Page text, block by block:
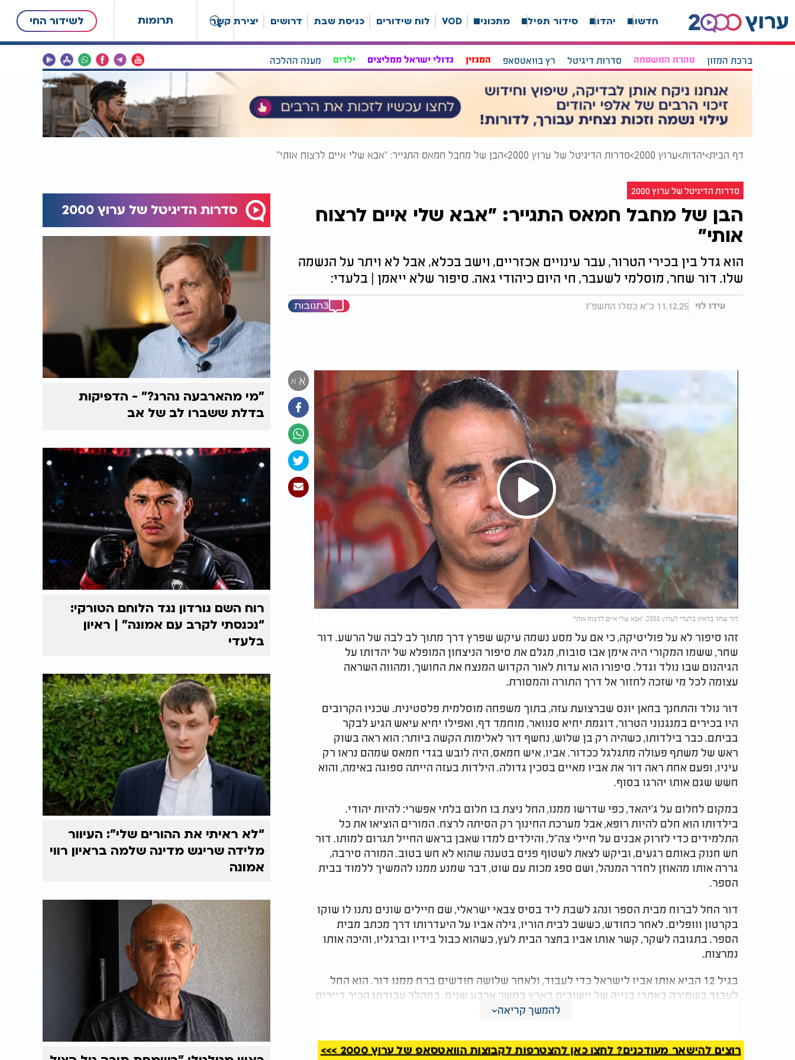
תרומות לשידור החי חדשות יהדות סידור תפילה מתכונים VOD לוח שידורים כניסת שבת דרושים יצירת קשר
ברכת המזון טהרת המשפחה סדרות דיגיטל רץ בוואטסאפ המגזין גדולי ישראל ממליצים ילדים מענה ההלכה
דף הבית יהדות ערוץ 2000 סדרות הדיגיטל של ערוץ 2000 הבן של מחבל חמאס התגייר: "אבא שלי איים לרצוח אותי"
סדרות הדיגיטל של ערוץ 2000
הבן של מחבל חמאס התגייר: "אבא שלי איים לרצוח
אותי"
הוא גדל בין בכירי הטרור, עבר עינויים אכזריים, וישב בכלא, אבל לא ויתר על הנשמה
שלו. דור שחר, מוסלמי לשעבר, חי היום כיהודי גאה. סיפור שלא ייאמן | בלעדי:
עידו לוי 11.12.25 כ"א כסלו התשפ"ו 3תגובות
א א
Play
Video
דור שחר בראיון בלעדי לערוץ 2000: "אבא שלי איים לרצוח אותי"
זהו סיפור לא על פוליטיקה, כי אם על מסע נשמה עיקש שפרץ דרך מתוך לב לבה של הרשע. דור
שחר, ששמו המקורי היה אימן אבו סובוח, מגלם את סיפור הניצחון המופלא של יהדותו על
הגיהנום שבו נולד וגדל. סיפורו הוא עדות לאור הקדוש המנצח את החושך, ומהווה השראה
עצומה לכל מי שזכה לחזור אל דרך התורה והמסורת.
דור נולד והתחנך בחאן יונס שברצועת עזה, בתוך משפחה מוסלמית פלסטינית. שכניו הקרובים
היו בכירים במנגנוני הטרור, דוגמת יחיא סנוואר, מוחמד דף, ואפילו יחיא עיאש הגיע לבקר
בביתם. כבר בילדותו, כשהיה רק בן שלוש, נחשף דור לאלימות הקשה ביותר; הוא ראה בשוק
ראש של משתף פעולה מתגלגל ככדור. אביו, איש חמאס, היה לובש בגדי חמאס שמהם נראו רק
עיניו, ופעם אחת ראה דור את אביו מאיים בסכין גדולה. הילדות בעזה הייתה ספוגה באימה, והוא
חשש שגם אותו יהרגו בסוף.
במקום לחלום על ג'יהאד, כפי שדרשו ממנו, החל ניצת בו חלום בלתי אפשרי: להיות יהודי.
בילדותו הוא חלם להיות רופא, אבל מערכת החינוך רק הסיתה לרצח. המורים הוציאו את כל
התלמידים כדי לזרוק אבנים על חיילי צה"ל, והילדים למדו שאבן בראש החייל תגרום למותו. דור
חש חנוק באותם רגעים, וביקש לצאת לשטוף פנים בטענה שהוא לא חש בטוב. המורה סירבה,
גררה אותו מהאוזן לחדר המנהל, ושם ספג מכות עם שוט, דבר שמנע ממנו להמשיך ללמוד בבית
הספר.
דור החל לברוח מבית הספר ונהג לשבת ליד בסיס צבאי ישראלי, שם חיילים שונים נתנו לו שוקו
בקרטון ווופלים. לאחר כחודש, כששב לבית הוריו, גילה אביו על היעדרותו דרך מכתב מבית
הספר. בתגובה לשקר, קשר אותו אביו בחצר הבית לעץ, כשהוא כבול בידיו וברגליו, והיכה אותו
נמרצות.
בגיל 12 הביא אותו אביו לישראל כדי לעבוד, ולאחר שלושה חודשים ברח ממנו דור. הוא החל
לעבוד בשמירה באתרי בנייה של יישובים בארץ במשך ארבע שנים. במהלך עבודתו הכיר דיירים
שקנו את הבתים, ובין היתר פגש באיש דתי שהיה עתיד להשכיר את ביתו. דור התחבר לאיש
והזמין אותו גם לחג.
להמשך קריאה
רוצים להישאר מעודכנים? לחצו כאן להצטרפות לקבוצות הוואטסאפ של ערוץ 2000 >>>
סדרות הדיגיטל של ערוץ 2000
"מי מהארבעה נהרג?" - הדפיקות
בדלת ששברו לב של אב
רוח השם גורדון נגד הלוחם הטורקי:
“נכנסתי לקרב עם אמונה” | ראיון
בלעדי
“לא ראיתי את ההורים שלי”: העיוור
מלידה שריגש מדינה שלמה בראיון רווי
אמונה